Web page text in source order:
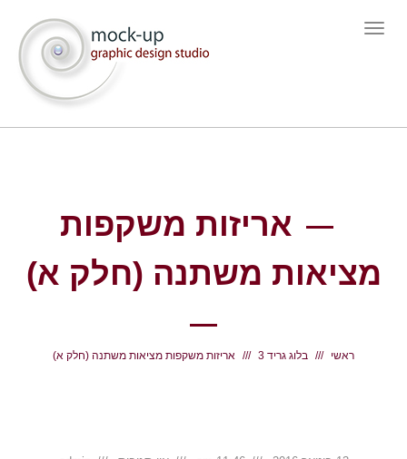
תפריט
אריזות משקפות
מציאות משתנה (חלק א)
ראשי בלוג גריד 3 אריזות משקפות מציאות משתנה (חלק א)